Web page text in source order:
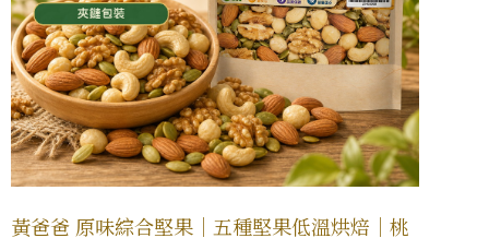
黃爸爸 原味綜合堅果｜五種堅果低溫烘焙｜桃